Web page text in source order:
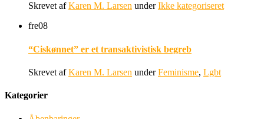
Skrevet afKaren M. Larsen underIkke kategoriseret
fre08
“Ciskønnet” er et transaktivistisk begreb
Skrevet afKaren M. Larsen underFeminisme, Lgbt
Kategorier